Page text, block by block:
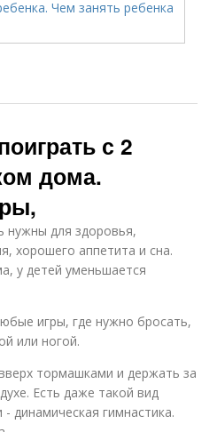
с 2
дома.
нужны для здоровья,
хорошего аппетита и сна.
у детей уменьшается
игры, где нужно бросать,
или ногой.
тормашками и держать за
Есть даже такой вид
динамическая гимнастика.